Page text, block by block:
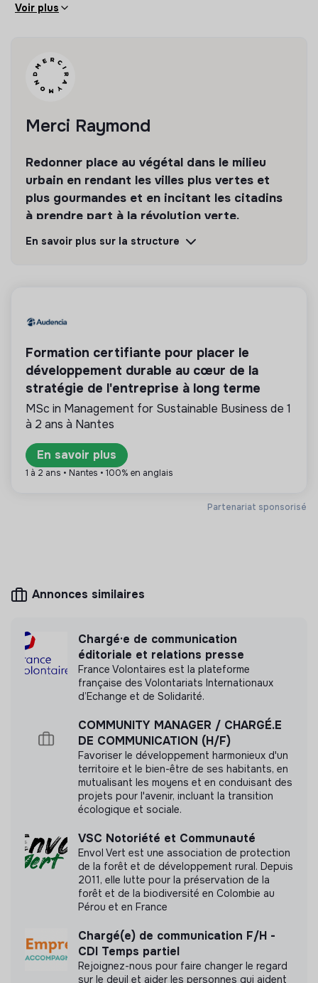
pourrez être amené à représenter Merci Raymond sur
transverses
des équipes, gérer la relation avec l’agence RP, création
de collections-capsule ou partenariats, veille
contribution…
d’interlocuteurs (interne et externe)
Voir plus
Merci Raymond
Redonner place au végétal dans le milieu
urbain en rendant les villes plus vertes et
plus gourmandes et en incitant les citadins
à prendre part à la révolution verte.
Découvrir Suivre
des produits ou proposer des services éco-
responsables alignés avec les besoins de la
transformation écologique et solidaire.
Plus d'informations
Site internet
Merci Raymond n'a pas encore transmis de
Labels et certifications
Cette structure n'a pas souhaité nous
communiquer les labels ou certifications qu'elle a
pu obtenir.
N'a pas encore communiqué de documents de
transparence
En savoir plus sur la structure
Partenariat sponsorisé
Formation certifiante pour placer le
développement durable au cœur de la
stratégie de l'entreprise à long terme
MSc in Management for Sustainable Business de 1
à 2 ans à Nantes
En savoir plus
1 à 2 ans • Nantes • 100% en anglais
Annonces similaires
Chargé·e de communication
éditoriale et relations presse
France Volontaires est la plateforme
française des Volontariats Internationaux
d’Echange et de Solidarité.
COMMUNITY MANAGER / CHARGÉ.E
DE COMMUNICATION (H/F)
Favoriser le développement harmonieux d'un
territoire et le bien-être de ses habitants, en
mutualisant les moyens et en conduisant des
projets pour l'avenir, incluant la transition
écologique et sociale.
VSC Notoriété et Communauté
Envol Vert est une association de protection
de la forêt et de développement rural. Depuis
2011, elle lutte pour la préservation de la
forêt et de la biodiversité en Colombie au
Pérou et en France
Chargé(e) de communication F/H -
CDI Temps partiel
Rejoignez-nous pour faire changer le regard
sur le deuil et aider les personnes qui aident